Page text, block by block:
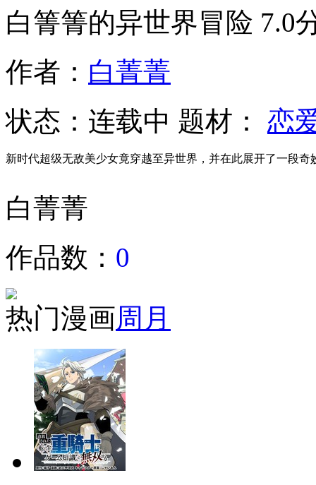
白箐箐的异世界冒险 7.0
作者： 白菁菁
状态： 连载中 题材： 恋
新时代超级无敌美少女竟穿越至异世界，并在此展开了一段奇
白菁菁
作品数： 0
热门漫画周 月